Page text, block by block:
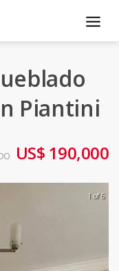
Piantini
US$ 190,000
1 of 6